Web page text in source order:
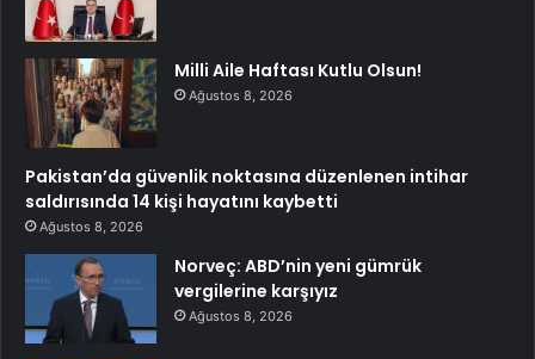
Milli Aile Haftası Kutlu Olsun!
Ağustos 8, 2026
Pakistan’da güvenlik noktasına düzenlenen intihar
saldırısında 14 kişi hayatını kaybetti
Ağustos 8, 2026
Norveç: ABD’nin yeni gümrük
vergilerine karşıyız
Ağustos 8, 2026